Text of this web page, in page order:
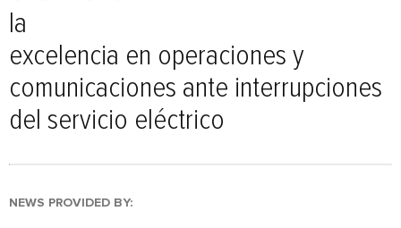
la
excelencia en operaciones y
comunicaciones ante interrupciones
del servicio eléctrico
NEWS PROVIDED BY: